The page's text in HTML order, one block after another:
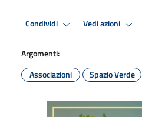
Condividi Vedi azioni
Argomenti:
Associazioni
Spazio Verde